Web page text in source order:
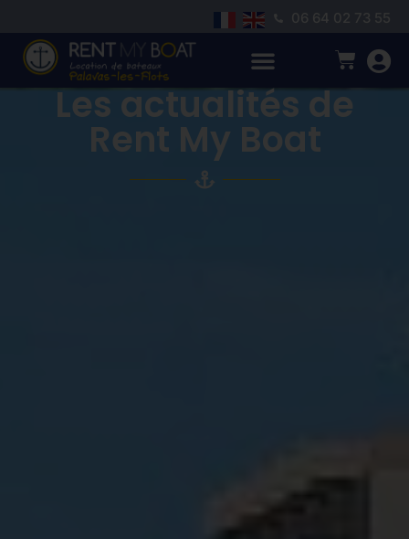
06 64 02 73 55
Les actualités de
Rent My Boat